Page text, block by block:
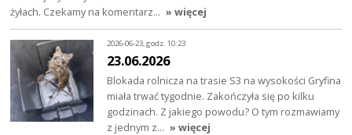
żyłach. Czekamy na komentarz… » więcej
2026-06-23, godz. 10:23
23.06.2026
Blokada rolnicza na trasie S3 na wysokości Gryfina
miała trwać tygodnie. Zakończyła się po kilku
godzinach. Z jakiego powodu? O tym rozmawiamy
z jednym z… » więcej